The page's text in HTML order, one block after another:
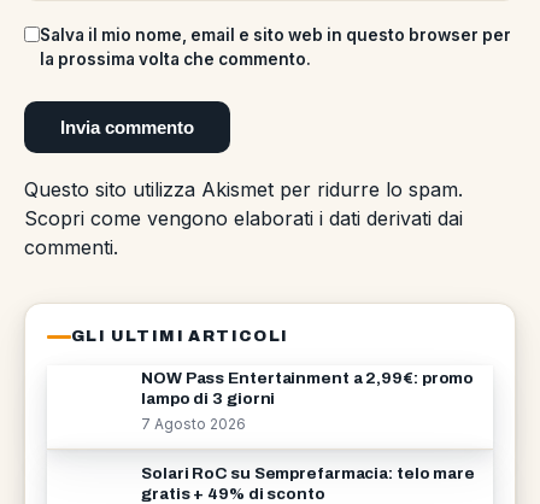
Salva il mio nome, email e sito web in questo browser per
la prossima volta che commento.
Questo sito utilizza Akismet per ridurre lo spam.
Scopri come vengono elaborati i dati derivati dai
commenti.
GLI ULTIMI ARTICOLI
NOW Pass Entertainment a 2,99€: promo
lampo di 3 giorni
7 Agosto 2026
Solari RoC su Semprefarmacia: telo mare
gratis + 49% di sconto